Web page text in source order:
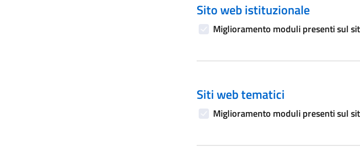
Sito web istituzionale
Miglioramento moduli presenti sul
Siti web tematici
Miglioramento moduli presenti sul